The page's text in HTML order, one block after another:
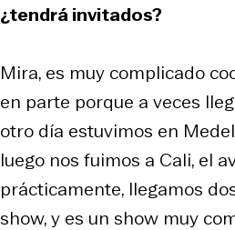
¿tendrá invitados?
Mira, es muy complicado
en parte porque a veces
otro día estuvimos en
luego nos fuimos a Cali, el
prácticamente, llegamos
show, y es un show muy